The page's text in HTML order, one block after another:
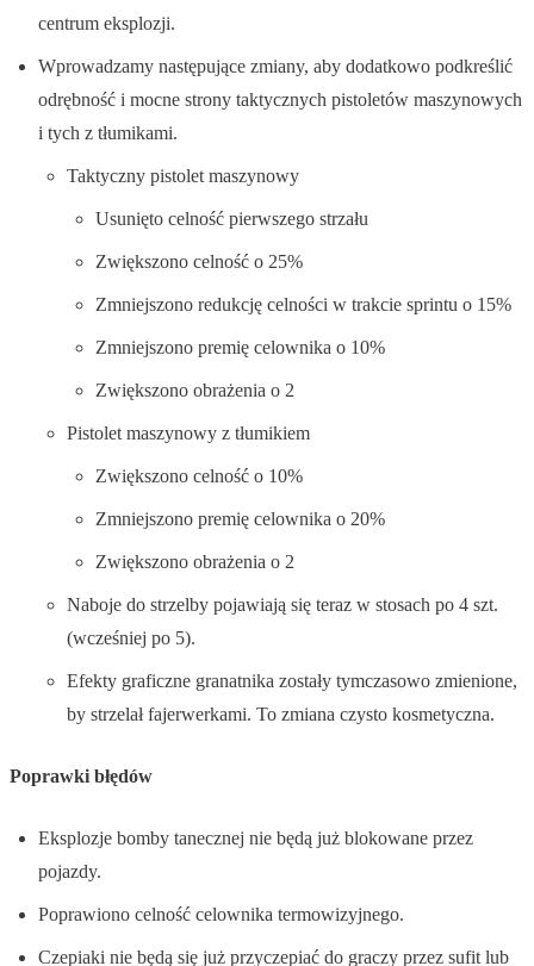
centrum eksplozji.
Wprowadzamy następujące zmiany, aby dodatkowo podkreślić
odrębność i mocne strony taktycznych pistoletów maszynowych
i tych z tłumikami.
Taktyczny pistolet maszynowy
Usunięto celność pierwszego strzału
Zwiększono celność o 25%
Zmniejszono redukcję celności w trakcie sprintu o 15%
Zmniejszono premię celownika o 10%
Zwiększono obrażenia o 2
Pistolet maszynowy z tłumikiem
Zwiększono celność o 10%
Zmniejszono premię celownika o 20%
Zwiększono obrażenia o 2
Naboje do strzelby pojawiają się teraz w stosach po 4 szt.
(wcześniej po 5).
Efekty graficzne granatnika zostały tymczasowo zmienione,
by strzelał fajerwerkami. To zmiana czysto kosmetyczna.
Poprawki błędów
Eksplozje bomby tanecznej nie będą już blokowane przez
pojazdy.
Poprawiono celność celownika termowizyjnego.
Czepiaki nie będą się już przyczepiać do graczy przez sufit lub